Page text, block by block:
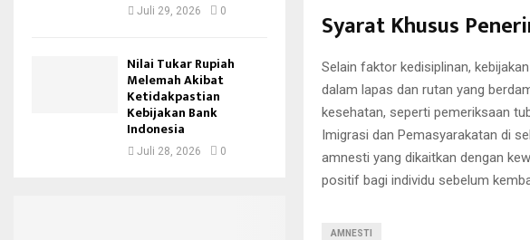
Syarat Khusus
Selain faktor kedisiplinan,
dalam lapas dan rutan yang
kesehatan, seperti pemeriksaan
Imigrasi dan Pemasyarakatan di
amnesti yang dikaitkan dengan
positif bagi individu sebelum
AMNESTI
Juli 29, 2026 0
Nilai Tukar Rupiah
Melemah Akibat
Ketidakpastian
Kebijakan Bank
Indonesia
Juli 28, 2026 0